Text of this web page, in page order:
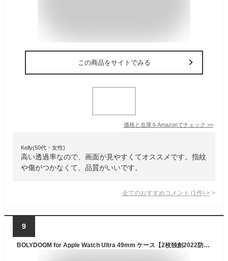
この商品をサイトでみる
価格と在庫をAmazonでチェック >>
Kelly(50代・女性)
高い透過率なので、画面が見やすくてオススメです。指紋
や傷がつかなくて、品質がいいです。
全てのおすすめコメント (1 件) >
9
BOLYDOOM for Apple Watch Ultra 49mm ケース【2枚独創2022防水型】IP67規格 マット仕上げ枠 Apple Watch Ultra 液晶保護フィルム 二重構造 日本旭硝子材 耐衝撃 一体感 防塵 ボタン保護 指紋防止 擦り傷防止 軽量 アップルウォッチウルトラ 用 防水カバー (49mm 防水Black枠2個)